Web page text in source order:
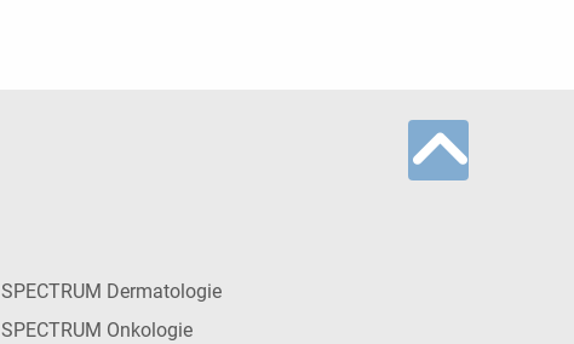
SPECTRUM Dermatologie
SPECTRUM Onkologie